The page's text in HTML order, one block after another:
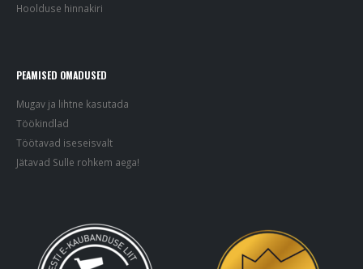
Hoolduse hinnakiri
PEAMISED OMADUSED
Mugav ja lihtne kasutada
Töökindlad
Töötavad iseseisvalt
Jätavad Sulle rohkem aega!